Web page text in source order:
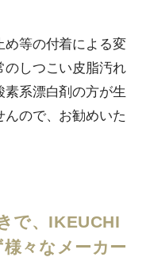
め等の付着による変
のしつこい皮脂汚れ
系漂白剤の方が生
ので、お勧めいた
で、IKEUCHI
々なメーカー